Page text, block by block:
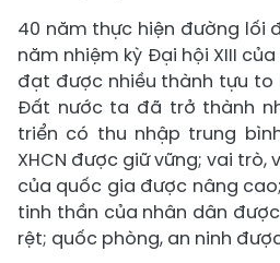
40 năm thực hiện đường lối
năm nhiệm kỳ Đại hội XIII
đạt được nhiều thành tựu to
Đất nước ta đã trở thành
triển có thu nhập trung
XHCN được giữ vững; vai
của quốc gia được nâng
tinh thần của nhân dân
rệt; quốc phòng, an ninh